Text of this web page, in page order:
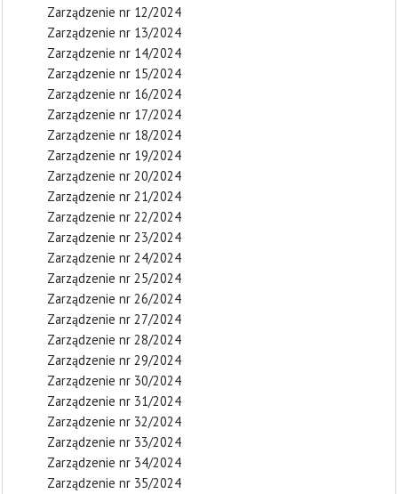
Zarządzenie nr 12/2024
Zarządzenie nr 13/2024
Zarządzenie nr 14/2024
Zarządzenie nr 15/2024
Zarządzenie nr 16/2024
Zarządzenie nr 17/2024
Zarządzenie nr 18/2024
Zarządzenie nr 19/2024
Zarządzenie nr 20/2024
Zarządzenie nr 21/2024
Zarządzenie nr 22/2024
Zarządzenie nr 23/2024
Zarządzenie nr 24/2024
Zarządzenie nr 25/2024
Zarządzenie nr 26/2024
Zarządzenie nr 27/2024
Zarządzenie nr 28/2024
Zarządzenie nr 29/2024
Zarządzenie nr 30/2024
Zarządzenie nr 31/2024
Zarządzenie nr 32/2024
Zarządzenie nr 33/2024
Zarządzenie nr 34/2024
Zarządzenie nr 35/2024